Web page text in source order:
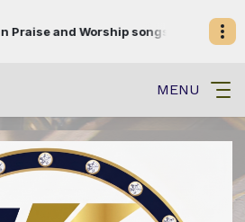
Worship songs #wisdomjoe
MENU